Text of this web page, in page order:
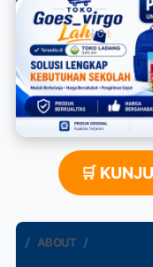
🛒
ABOUT